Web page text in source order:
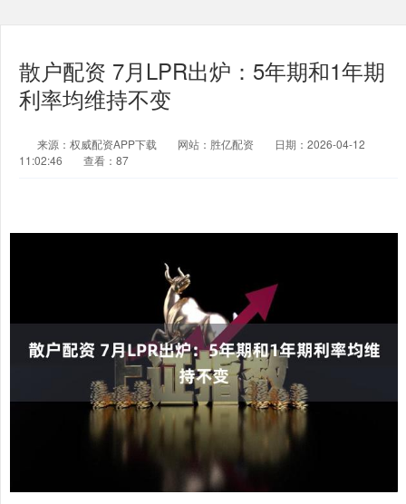
散户配资 7月LPR出炉：5年期和1年期
利率均维持不变
来源：权威配资APP下载 网站：胜亿配资
日期：2026-04-12
11:02:46
查看：87